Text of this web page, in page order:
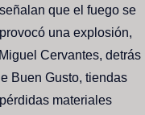
que el fuego se
una explosión,
Cervantes, detrás
Buen Gusto, tiendas
materiales